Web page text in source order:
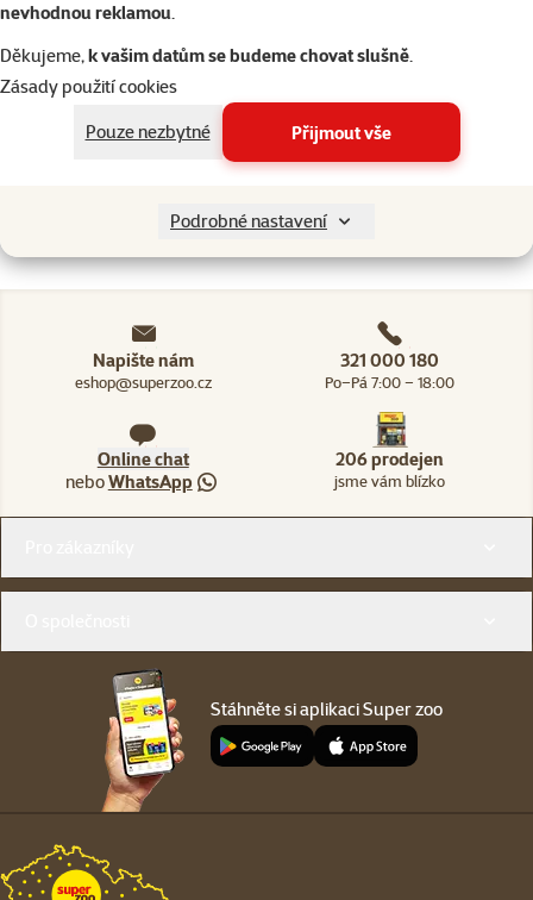
nevhodnou reklamou.
Děkujeme,k vašim datům se budeme chovat slušně.
Zásady použití cookies
Pouze nezbytné
Přijmout vše
Podrobné nastavení
Filtrovat
Kategorie
Nenalezeny žádné produkty
Napište nám
eshop@superzoo.cz
321 000 180
Po–Pá 7:00 – 18:00
Online chat
neboWhatsApp
206 prodejen
jsme vám blízko
Stáhněte si aplikaci Super zoo